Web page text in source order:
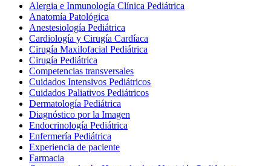
Alergia e Inmunología Clínica Pediátrica
Anatomía Patológica
Anestesiología Pediátrica
Cardiología y Cirugía Cardíaca
Cirugía Maxilofacial Pediátrica
Cirugía Pediátrica
Competencias transversales
Cuidados Intensivos Pediátricos
Cuidados Paliativos Pediátricos
Dermatología Pediátrica
Diagnóstico por la Imagen
Endocrinología Pediátrica
Enfermería Pediátrica
Experiencia de paciente
Farmacia